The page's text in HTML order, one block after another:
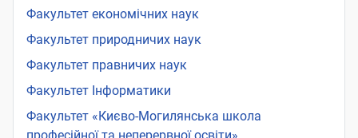
Факультет економічних наук
Факультет природничих наук
Факультет правничих наук
Факультет Інформатики
Факультет «Києво-Могилянська школа